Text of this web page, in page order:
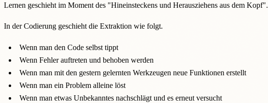
Lernen geschieht im Moment des "Hineinsteckens und Herausziehens aus dem Kopf".
In der Codierung geschieht die Extraktion wie folgt.
Wenn man den Code selbst tippt
Wenn Fehler auftreten und behoben werden
Wenn man mit den gestern gelernten Werkzeugen neue Funktionen erstellt
Wenn man ein Problem alleine löst
Wenn man etwas Unbekanntes nachschlägt und es erneut versucht